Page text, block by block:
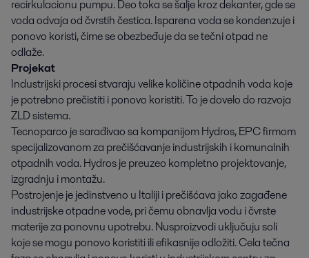
recirkulacionu pumpu. Deo toka se šalje kroz dekanter, gde se
voda odvaja od čvrstih čestica. Isparena voda se kondenzuje i
ponovo koristi, čime se obezbeđuje da se tečni otpad ne
odlaže.
Projekat
Industrijski procesi stvaraju velike količine otpadnih voda koje
je potrebno prečistiti i ponovo koristiti. To je dovelo do razvoja
ZLD sistema.
Tecnoparco je sarađivao sa kompanijom Hydros, EPC firmom
specijalizovanom za prečišćavanje industrijskih i komunalnih
otpadnih voda. Hydros je preuzeo kompletno projektovanje,
izgradnju i montažu.
Postrojenje je jedinstveno u Italiji i prečišćava jako zagađene
industrijske otpadne vode, pri čemu obnavlja vodu i čvrste
materije za ponovnu upotrebu. Nusproizvodi uključuju soli
koje se mogu ponovo koristiti ili efikasnije odložiti. Cela tečna